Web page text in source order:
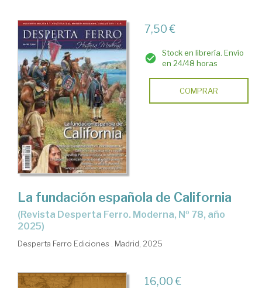
7,50 €
Stock en librería. Envío
en 24/48 horas
COMPRAR
La fundación española de California
(Revista Desperta Ferro. Moderna, Nº 78, año
2025)
Desperta Ferro Ediciones . Madrid, 2025
16,00 €